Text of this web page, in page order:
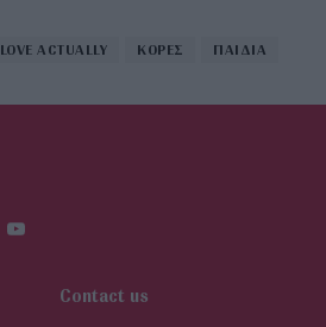
LOVE ACTUALLY ΚΟΡΕΣ ΠΑΙΔΙΑ
Contact us